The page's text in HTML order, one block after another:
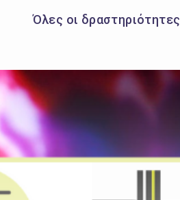
Όλες οι δραστηριότητες